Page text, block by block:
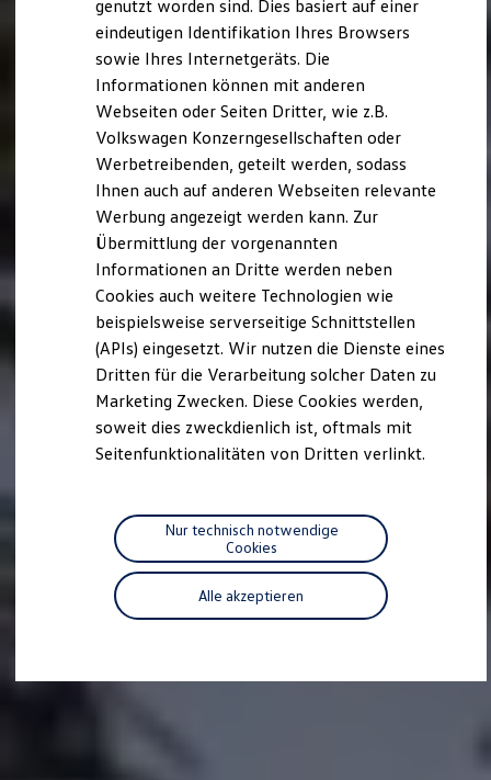
Hybridautos
Marke und Erlebnis
Volkswagen R und R Experience
R-Modelle
R Experience
Driving Experience
Werkbesichtigung
Factory visit
Lifestyle Shop
Golf Kollektion
ID. Kollektion
Volkswagen Kollektion
GTI Kollektion
Fußball Drop
we drive football
#wedriveproud
Besitzer und Service
myVolkswagen
Software Updates
Inspektion und HU/AU
Räder und Reifen
Pannen- und Unfallhilfe
Economy Service
Volkswagen Teile
Zubehör
Modellspezifisches Zubehör
Entertainment und Elektronik
genutzt worden sind. Dies basiert auf einer
eindeutigen Identifikation Ihres Browsers
sowie Ihres Internetgeräts. Die
Informationen können mit anderen
Webseiten oder Seiten Dritter, wie z.B.
Volkswagen Konzerngesellschaften oder
Werbetreibenden, geteilt werden, sodass
Ihnen auch auf anderen Webseiten relevante
Werbung angezeigt werden kann. Zur
Übermittlung der vorgenannten
Informationen an Dritte werden neben
Cookies auch weitere Technologien wie
beispielsweise serverseitige Schnittstellen
(APIs) eingesetzt. Wir nutzen die Dienste eines
Dritten für die Verarbeitung solcher Daten zu
Marketing Zwecken. Diese Cookies werden,
soweit dies zweckdienlich ist, oftmals mit
Seitenfunktionalitäten von Dritten verlinkt.
Alle akzeptieren
Nur technisch notwendige
Cookies